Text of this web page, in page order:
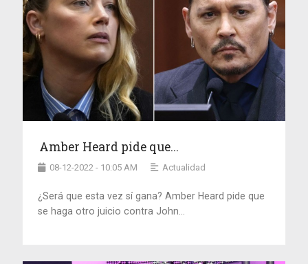
Amber Heard pide que...
08-12-2022 - 10:05 AM Actualidad
¿Será que esta vez sí gana? Amber Heard pide que
se haga otro juicio contra John...